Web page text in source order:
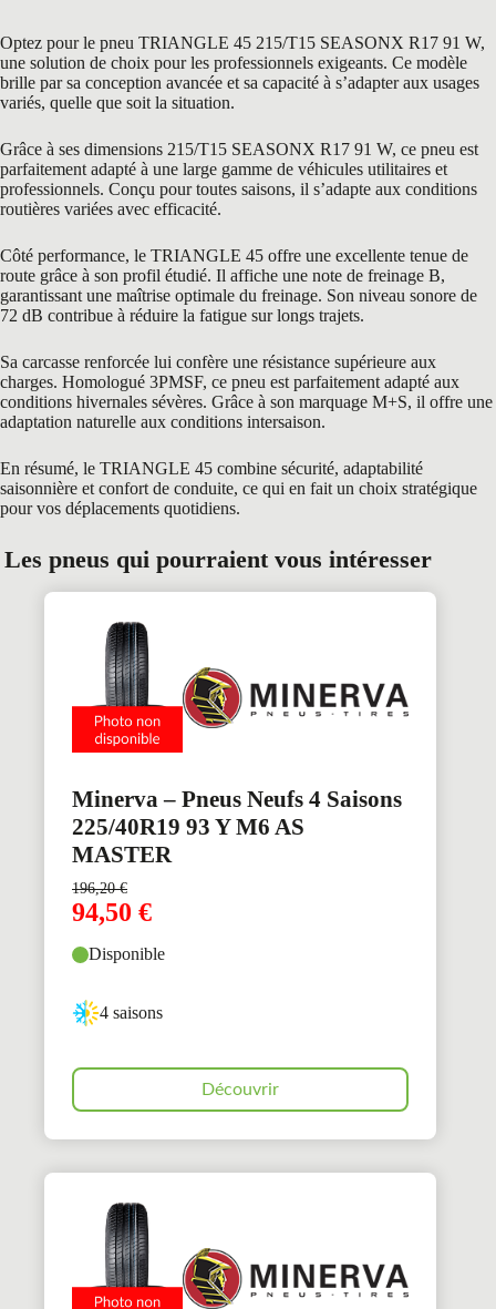
Optez pour le pneu TRIANGLE 45 215/T15 SEASONX R17 91 W,
une solution de choix pour les professionnels exigeants. Ce modèle
brille par sa conception avancée et sa capacité à s’adapter aux usages
variés, quelle que soit la situation.
Grâce à ses dimensions 215/T15 SEASONX R17 91 W, ce pneu est
parfaitement adapté à une large gamme de véhicules utilitaires et
professionnels. Conçu pour toutes saisons, il s’adapte aux conditions
routières variées avec efficacité.
Côté performance, le TRIANGLE 45 offre une excellente tenue de
route grâce à son profil étudié. Il affiche une note de freinage B,
garantissant une maîtrise optimale du freinage. Son niveau sonore de
72 dB contribue à réduire la fatigue sur longs trajets.
Sa carcasse renforcée lui confère une résistance supérieure aux
charges. Homologué 3PMSF, ce pneu est parfaitement adapté aux
conditions hivernales sévères. Grâce à son marquage M+S, il offre une
adaptation naturelle aux conditions intersaison.
En résumé, le TRIANGLE 45 combine sécurité, adaptabilité
saisonnière et confort de conduite, ce qui en fait un choix stratégique
pour vos déplacements quotidiens.
Les pneus qui pourraient vous intéresser
Minerva – Pneus Neufs 4 Saisons
225/40R19 93 Y M6 AS
MASTER
196,20€
94,50 €
Disponible
4 saisons
Découvrir